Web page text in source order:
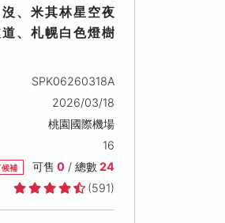
、米其林星空夜
、札幌白色燈樹
SPK06260318A
2026/03/18
桃園國際機場
16
候補 可售 0/ 總數24
(591)